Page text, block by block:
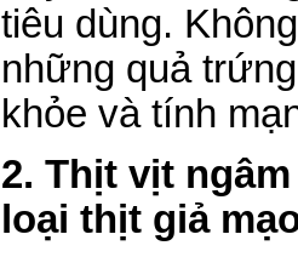
tiêu dùng.
những quả
khỏe và tính
2. Thịt vịt
loại thịt giả